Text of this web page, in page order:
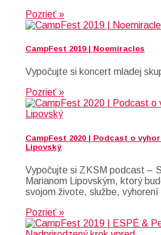
Pozrieť »
CampFest 2019 | Noemiracles
Vypočujte si koncert mladej
Pozrieť »
CampFest 2020 | Podcast o
Lipovský
Vypočujte si ZKSM podcast –
Marianom Lipovským, ktorý
svojom živote, službe,
Pozrieť »